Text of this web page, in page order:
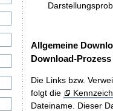
Allgemeine
Download-Prozess
Die Links bzw.
folgt die
Dateiname. Dieser